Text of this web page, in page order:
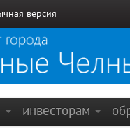
версия
инвесторам